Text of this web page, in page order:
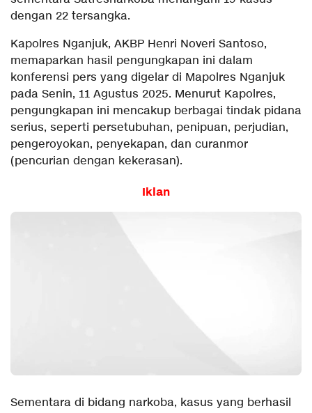
dengan 22 tersangka.
Kapolres Nganjuk, AKBP Henri Noveri Santoso,
memaparkan hasil pengungkapan ini dalam
konferensi pers yang digelar di Mapolres Nganjuk
pada Senin, 11 Agustus 2025. Menurut Kapolres,
pengungkapan ini mencakup berbagai tindak pidana
serius, seperti persetubuhan, penipuan, perjudian,
pengeroyokan, penyekapan, dan curanmor
(pencurian dengan kekerasan).
Iklan
Sementara di bidang narkoba, kasus yang berhasil